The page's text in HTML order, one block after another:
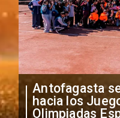
"Falta de
anuncia
irregular de